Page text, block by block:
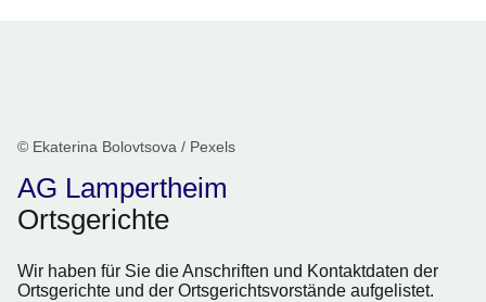
© Ekaterina Bolovtsova / Pexels
AG Lampertheim
Ortsgerichte
Wir haben für Sie die Anschriften und Kontaktdaten der
Ortsgerichte und der Ortsgerichtsvorstände aufgelistet.